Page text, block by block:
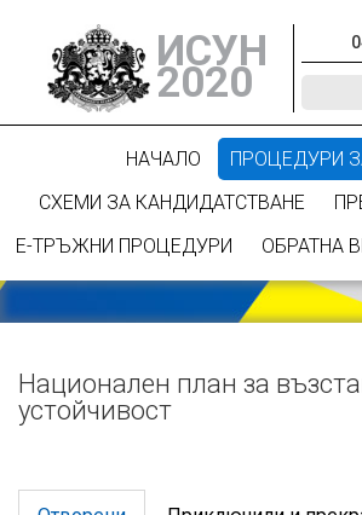
ИСУН
2020
НАЧАЛО
ПРОЦЕДУРИ
СХЕМИ ЗА КАНДИДАТСТВАНЕ
Е-ТРЪЖНИ ПРОЦЕДУРИ
ОБРАТНА
Национален план за
устойчивост